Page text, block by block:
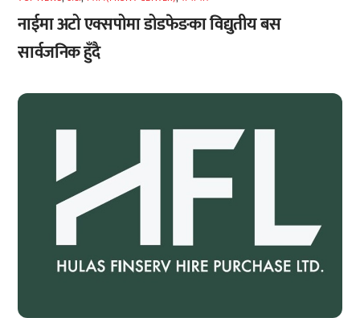
नाईमा अटो एक्सपोमा डोडफेङका विद्युतीय बस
सार्वजनिक हुँदै